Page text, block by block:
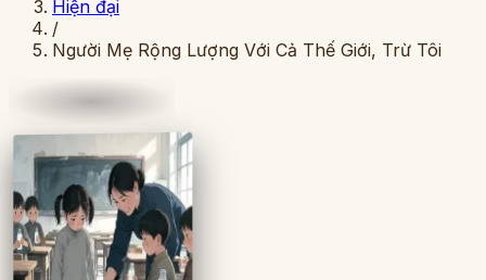
Hiện đại
/
Người Mẹ Rộng Lượng Với Cả Thế Giới, Trừ Tôi